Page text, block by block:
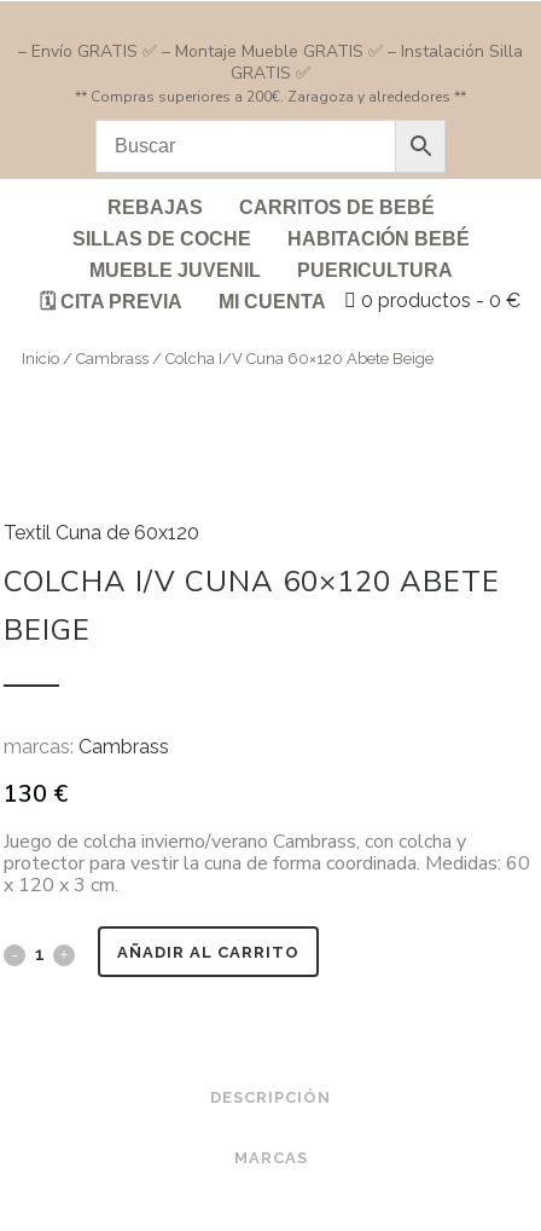
– Envío GRATIS ✅ – Montaje Mueble GRATIS ✅ – Instalación Silla
GRATIS ✅
** Compras superiores a 200€. Zaragoza y alrededores **
REBAJAS
CARRITOS DE BEBÉ
SILLAS DE COCHE
HABITACIÓN BEBÉ
MUEBLE JUVENIL
PUERICULTURA
🗓️ CITA PREVIA
MI CUENTA 0 productos 0 €
Inicio / Cambrass / Colcha I/V Cuna 60×120 Abete Beige
Textil Cuna de 60x120
COLCHA I/V CUNA 60×120 ABETE
BEIGE
marcas: Cambrass
130 €
Juego de colcha invierno/verano Cambrass, con colcha y
protector para vestir la cuna de forma coordinada. Medidas: 60
x 120 x 3 cm.
AÑADIR AL CARRITO
DESCRIPCIÓN
MARCAS